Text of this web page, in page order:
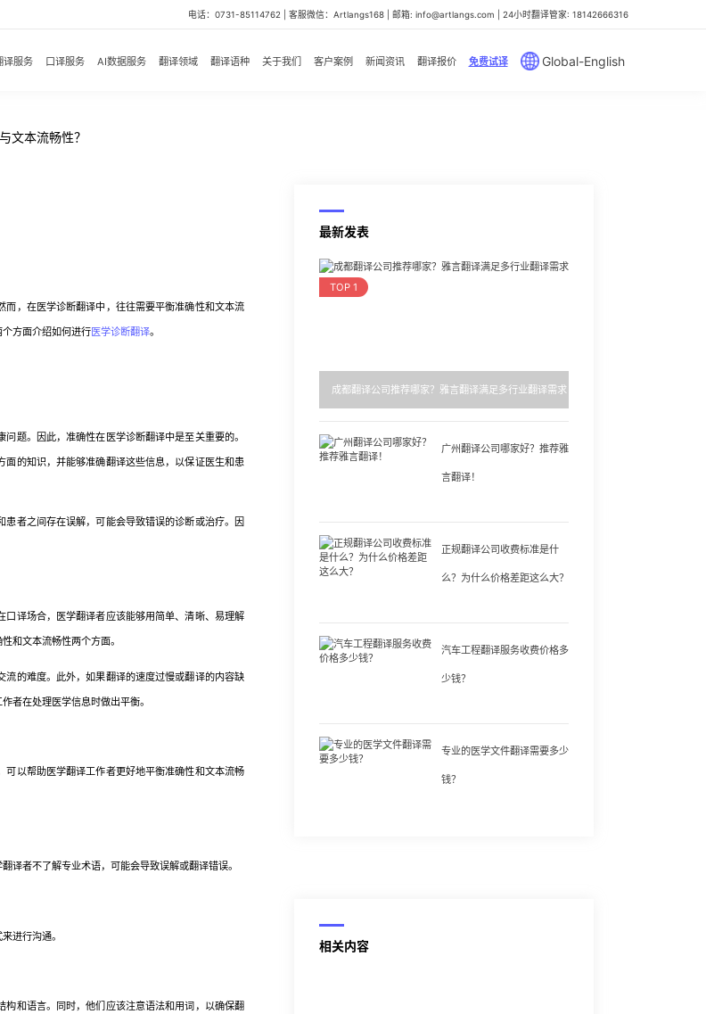
电话：0731-85114762 | 客服微信：Artlangs168 | 邮箱: info@artlangs.com | 24小时翻译管家: 18142666316
译服务 口译服务 AI数据服务 翻译领域 翻译语种 关于我们 客户案例 新闻资讯 翻译报价 免费试译 Global-English
文本流畅性？
，在医学诊断翻译中，往往需要平衡准确性和文本流
方面介绍如何进行医学诊断翻译。
题。因此，准确性在医学诊断翻译中是至关重要的。
的知识，并能够准确翻译这些信息，以保证医生和患
者之间存在误解，可能会导致错误的诊断或治疗。因
译场合，医学翻译者应该能够用简单、清晰、易理解
和文本流畅性两个方面。
的难度。此外，如果翻译的速度过慢或翻译的内容缺
者在处理医学信息时做出平衡。
以帮助医学翻译工作者更好地平衡准确性和文本流畅
者不了解专业术语，可能会导致误解或翻译错误。
进行沟通。
和语言。同时，他们应该注意语法和用词，以确保翻
最新发表
TOP 1
成都翻译公司推荐哪家？雅言翻译满足多行业翻译需求
广州翻译公司哪家好？推荐雅
言翻译！
正规翻译公司收费标准是什
么？为什么价格差距这么大？
汽车工程翻译服务收费价格多
少钱？
专业的医学文件翻译需要多少
钱？
相关内容